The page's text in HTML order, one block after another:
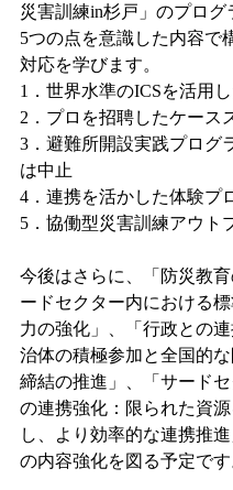
災害訓練in杉戸」のプログ
5つの点を意識した内容で
対応を学びます。
1．世界水準のICSを活用
2．プロを招聘したケース
3．避難所開設実践プログ
は中止
4．連携を活かした体験プ
5．協働型災害訓練アウト
今後はさらに、「防災教
ードセクター内における
力の強化」、「行政との
治体の積極参加と全国的
締結の推進」、「サード
の連携強化：限られた資
し、より効率的な連携推
の内容強化を図る予定です